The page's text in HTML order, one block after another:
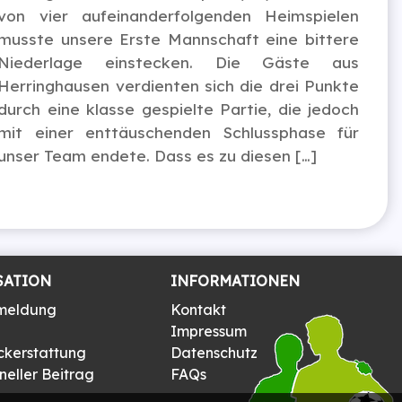
vier aufeinanderfolgenden Heimspielen
unsere Erste Mannschaft eine bittere
einstecken. Die Gäste aus
verdienten sich die drei Punkte
eine klasse gespielte Partie, die jedoch
einer enttäuschenden Schlussphase für
Team endete. Dass es zu diesen […]
Beitrag
INFORMATIONEN
Kontakt
Impressum
Datenschutz
FAQs